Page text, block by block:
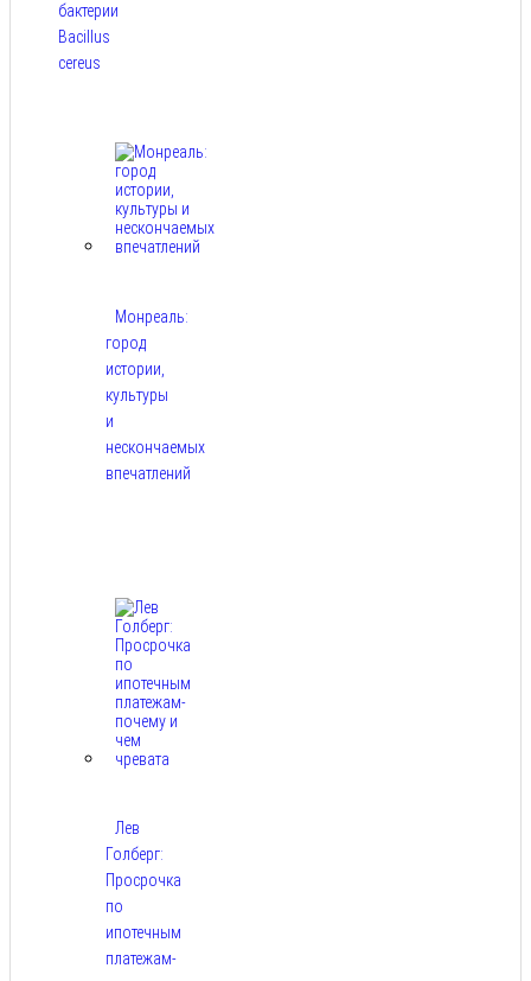
бактерии
Bacillus
cereus
Монреаль:
город
истории,
культуры
и
нескончаемых
впечатлений
Лев
Голберг:
Просрочка
по
ипотечным
платежам-